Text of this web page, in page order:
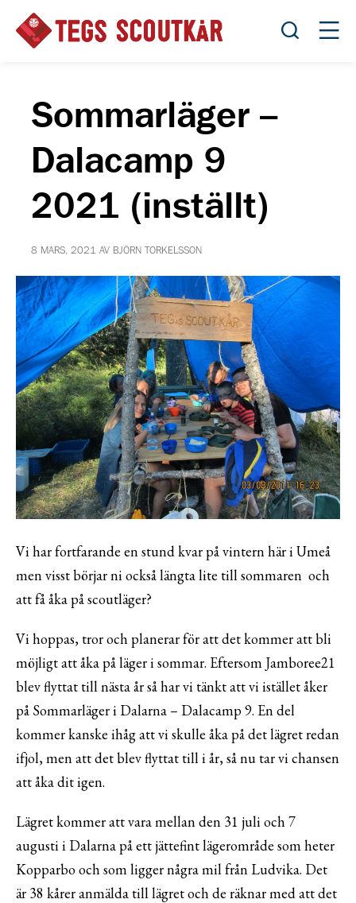
Öppna
Sommarläger –
Dalacamp 9
2021 (inställt)
8 MARS, 2021 AV BJÖRN TORKELSSON
Vi har fortfarande en stund kvar på vintern här i Umeå
men visst börjar ni också längta lite till sommaren och
att få åka på scoutläger?
Vi hoppas, tror och planerar för att det kommer att bli
möjligt att åka på läger i sommar. Eftersom Jamboree21
blev flyttat till nästa år så har vi tänkt att vi istället åker
på Sommarläger i Dalarna – Dalacamp 9. En del
kommer kanske ihåg att vi skulle åka på det lägret redan
ifjol, men att det blev flyttat till i år, så nu tar vi chansen
att åka dit igen.
Lägret kommer att vara mellan den 31 juli och 7
augusti i Dalarna på ett jättefint lägerområde som heter
Kopparbo och som ligger några mil från Ludvika. Det
är 38 kårer anmälda till lägret och de räknar med att det